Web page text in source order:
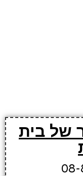
של בית